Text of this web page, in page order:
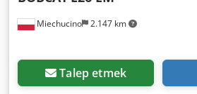
Miechucino 2.147 km
Talep etmek